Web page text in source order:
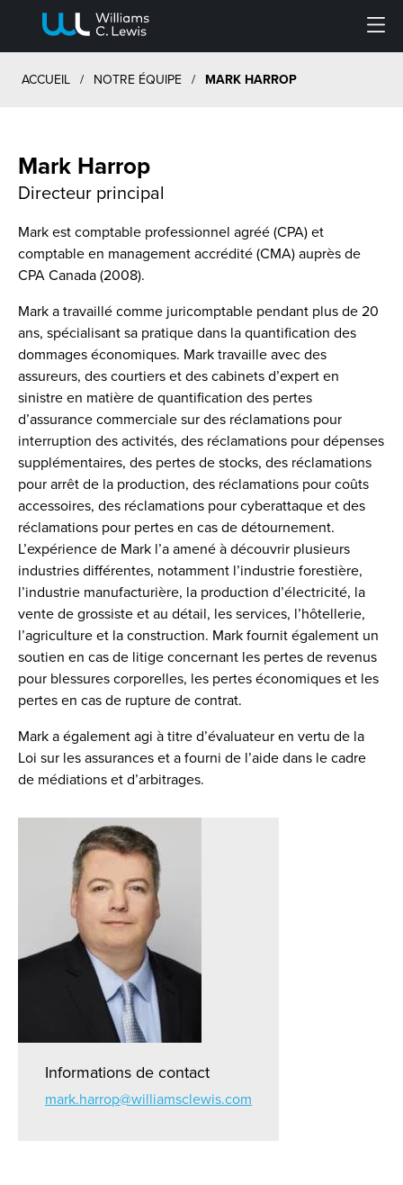
ACCUEIL / NOTRE ÉQUIPE / MARK HARROP
Mark Harrop
Directeur principal
Mark est comptable professionnel agréé (CPA) et
comptable en management accrédité (CMA) auprès de
CPA Canada (2008).
Mark a travaillé comme juricomptable pendant plus de 20
ans, spécialisant sa pratique dans la quantification des
dommages économiques. Mark travaille avec des
assureurs, des courtiers et des cabinets d’expert en
sinistre en matière de quantification des pertes
d’assurance commerciale sur des réclamations pour
interruption des activités, des réclamations pour dépenses
supplémentaires, des pertes de stocks, des réclamations
pour arrêt de la production, des réclamations pour coûts
accessoires, des réclamations pour cyberattaque et des
réclamations pour pertes en cas de détournement.
L’expérience de Mark l’a amené à découvrir plusieurs
industries différentes, notamment l’industrie forestière,
l’industrie manufacturière, la production d’électricité, la
vente de grossiste et au détail, les services, l’hôtellerie,
l’agriculture et la construction. Mark fournit également un
soutien en cas de litige concernant les pertes de revenus
pour blessures corporelles, les pertes économiques et les
pertes en cas de rupture de contrat.
Mark a également agi à titre d’évaluateur en vertu de la
Loi sur les assurances et a fourni de l’aide dans le cadre
de médiations et d’arbitrages.
Informations de contact
mark.harrop@williamsclewis.com